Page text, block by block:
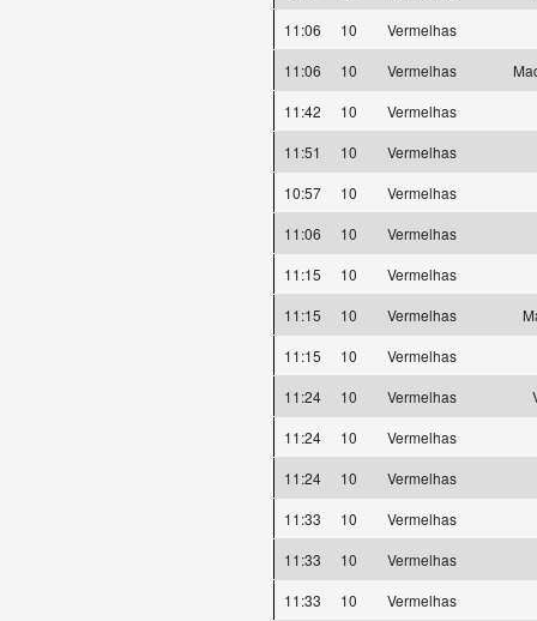
11:06
10
Vermelhas
11:06
10 Vermelhas
11:42
10
Vermelhas
11:51
10
Vermelhas
10:57
10
Vermelhas
11:06
10
Vermelhas
11:15
10
Vermelhas
11:15
10 Vermelhas
11:15
10
Vermelhas
11:24
10 Vermelhas
11:24
10
Vermelhas
11:24
10
Vermelhas
11:33
10
Vermelhas
11:33
10
Vermelhas
11:33
10
Vermelhas